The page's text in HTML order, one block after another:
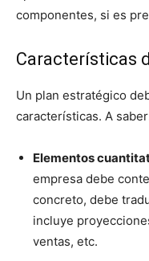
componentes, si es
Características
Un plan estratégico
características. A
Elementos
empresa debe
concreto, debe
incluye
ventas, etc.